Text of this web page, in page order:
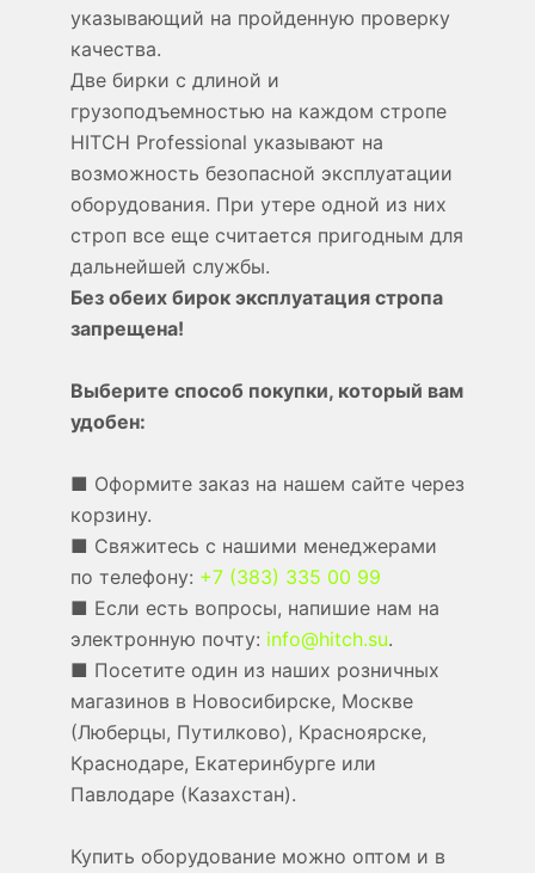
указывающий на пройденную проверку
качества.
Две бирки с длиной и
грузоподъемностью на каждом стропе
HITCH Professional указывают на
возможность безопасной эксплуатации
оборудования. При утере одной из них
строп все еще считается пригодным для
дальнейшей службы.
Без обеих бирок эксплуатация стропа
запрещена!
Выберите способ покупки, который вам
удобен:
■ Оформите заказ на нашем сайте через
корзину.
■ Свяжитесь с нашими менеджерами
по телефону: +7 (383) 335 00 99
■ Если есть вопросы, напишие нам на
электронную почту: info@hitch.su.
■ Посетите один из наших розничных
магазинов в Новосибирске, Москве
(Люберцы, Путилково), Красноярске,
Краснодаре, Екатеринбурге или
Павлодаре (Казахстан).
Купить оборудование можно оптом и в